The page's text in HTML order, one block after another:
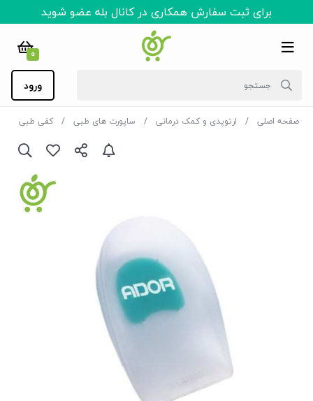
برای ثبت سفارش همکاری در کانال بله عضو شوید
0
ورود
صفحه اصلی ارتوپدی و کمک درمانی ساپورت های طبی کفی طبی